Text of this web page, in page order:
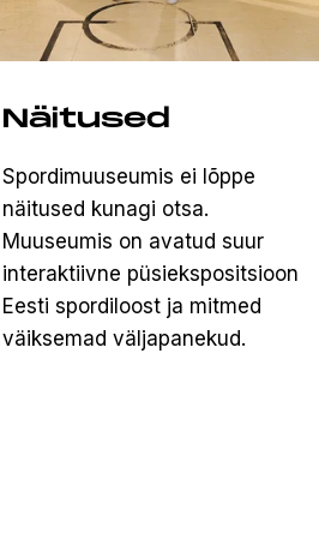
Näitused
Spordimuuseumis ei lõppe
näitused kunagi otsa.
Muuseumis on avatud suur
interaktiivne püsiekspositsioon
Eesti spordiloost ja mitmed
väiksemad väljapanekud.